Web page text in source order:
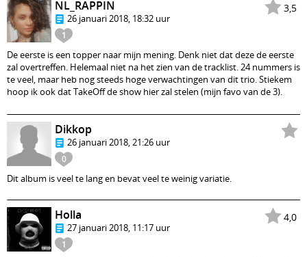
3,5
1
NL_RAPPIN
26 januari 2018, 18:32 uur
De eerste is een topper naar mijn mening. Denk niet dat deze de eerste
zal overtreffen. Helemaal niet na het zien van de tracklist. 24 nummers is
te veel, maar heb nog steeds hoge verwachtingen van dit trio. Stiekem
hoop ik ook dat TakeOff de show hier zal stelen (mijn favo van de 3).
0
Dikkop
26 januari 2018, 21:26 uur
Dit album is veel te lang en bevat veel te weinig variatie.
4,0
1
Holla
27 januari 2018, 11:17 uur